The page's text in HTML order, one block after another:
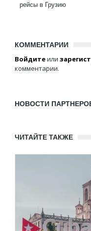
рейсы в Грузию
КОММЕНТАРИИ
Войдитеили
комментарии.
НОВОСТИ
ЧИТАЙТЕ ТАКЖЕ